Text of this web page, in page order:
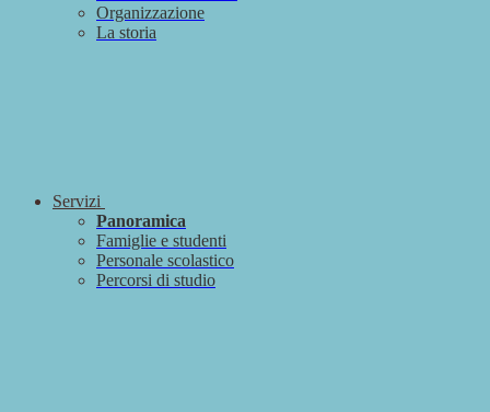
Organizzazione
La storia
Servizi
Panoramica
Famiglie e studenti
Personale scolastico
Percorsi di studio